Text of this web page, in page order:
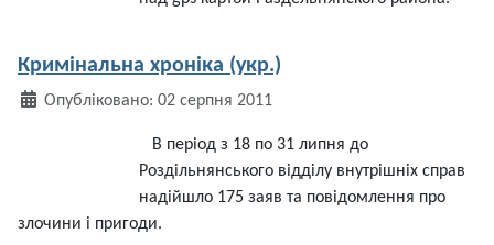
Кримінальна хроніка (укр.)
ДеталіОпубліковано: 02 серпня 2011
В період з 18 по 31 липня до
Роздільнянського відділу внутрішніх справ
надійшло 175 заяв та повідомлення про
злочини і пригоди.